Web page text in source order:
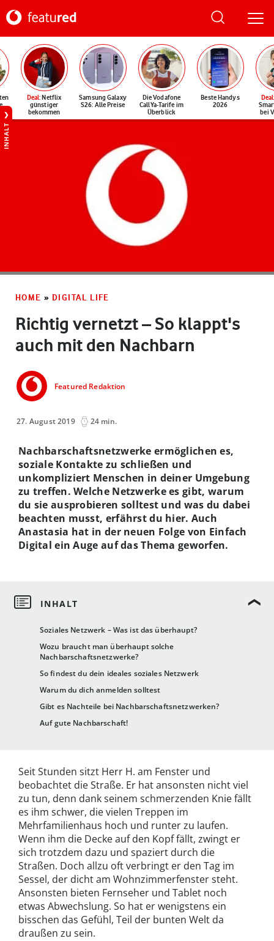
Deal: Netflix
günstiger
bekommen
Samsung Galaxy
S26: Alle Preise
Die Vodafone
CallYa-Tarife im
Überblick
Beste Handys
2026
Deal
bei
INHALT
HOME » DIGITAL LIFE
Richtig vernetzt – So klappt's
auch mit den Nachbarn
Featured Redaktion
27. August 2019 24 min.
Soziales Netzwerk – Was ist das überhaupt?
Wozu braucht man überhaupt solche
Nachbarschaftsnetzwerke?
So findest du dein ideales soziales Netzwerk
Warum du dich anmelden solltest
Gibt es Nachteile bei Nachbarschaftsnetzwerken?
Auf gute Nachbarschaft!
Nachbarschaftsnetzwerke ermöglichen es,
soziale Kontakte zu schließen und
unkompliziert Menschen in deiner Umgebung
zu treffen. Welche Netzwerke es gibt, warum
du sie ausprobieren solltest und was du dabei
beachten musst, erfährst du hier. Auch
Anastasia hat in der neuen Folge von Einfach
Digital ein Auge auf das Thema geworfen.
Seit Stunden sitzt Herr H. am Fenster und
beobachtet die Straße. Er hat ansonsten nicht viel
zu tun, denn dank seinem schmerzenden Knie fällt
es ihm schwer, die vielen Treppen im
Mehrfamilienhaus hoch und runter zu laufen.
Wenn ihm die Decke auf den Kopf fällt, zwingt er
sich trotzdem dazu und spaziert durch die
Straßen. Doch allzu oft verbringt er den Tag im
Sessel, der dicht am Wohnzimmerfenster steht.
Ansonsten bieten Fernseher und Tablet noch
etwas Abwechslung. So hat er wenigstens ein
bisschen das Gefühl, Teil der bunten Welt da
draußen zu sein.